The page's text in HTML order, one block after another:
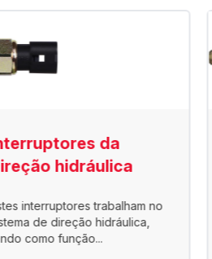
da
hidráulica
interruptores trabalham no
de direção hidráulica,
como função...